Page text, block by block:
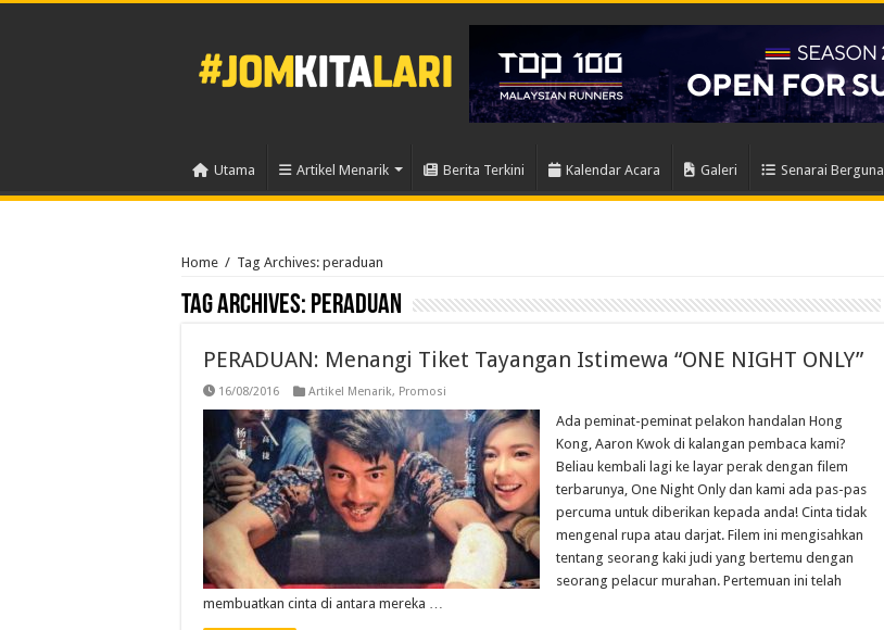
Utama Artikel Menarik Berita Terkini Kalendar Acara Galeri Senarai Berguna
Home / Tag Archives: peraduan
Tag Archives: peraduan
PERADUAN: Menangi Tiket Tayangan Istimewa “ONE NIGHT ONLY”
16/08/2016 Artikel Menarik, Promosi
Ada peminat-peminat pelakon handalan Hong
Kong, Aaron Kwok di kalangan pembaca kami?
Beliau kembali lagi ke layar perak dengan filem
terbarunya, One Night Only dan kami ada pas-pas
percuma untuk diberikan kepada anda! Cinta tidak
mengenal rupa atau darjat. Filem ini mengisahkan
tentang seorang kaki judi yang bertemu dengan
seorang pelacur murahan. Pertemuan ini telah
membuatkan cinta di antara mereka …